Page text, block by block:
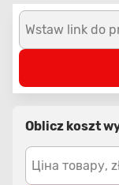
Wstaw link do
Oblicz koszt
Ціна товару,